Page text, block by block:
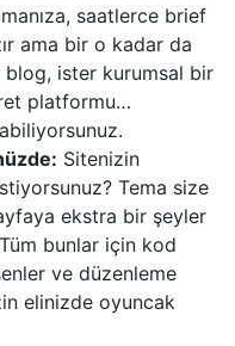
saatlerce brief
ama bir o kadar da
blog, ister kurumsal bir
platformu…
Sitenizin
Tema size
ekstra bir şeyler
bunlar için kod
ve düzenleme
elinizde oyuncak